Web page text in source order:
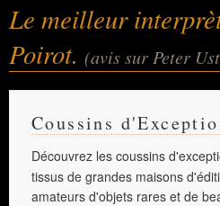
Le meilleur
Poirot. (avis sur Peter
Coussins
Découvrez les coussins
tissus de grandes maisons
amateurs d'objets rares et de